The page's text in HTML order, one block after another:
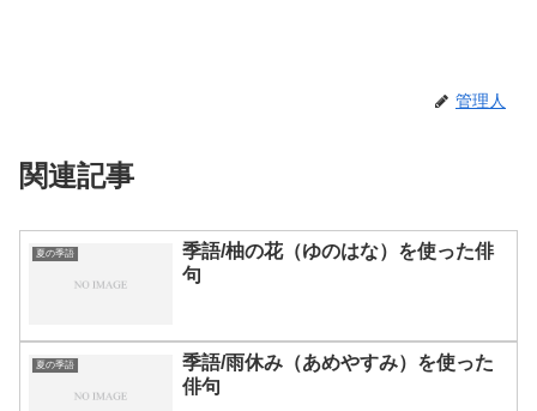
管理人
関連記事
夏の季語
季語/柚の花（ゆのはな）を使った俳
句
夏の季語
季語/雨休み（あめやすみ）を使った
俳句